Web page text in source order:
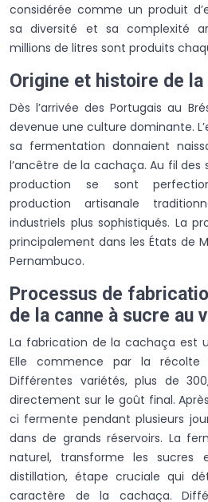
considérée comme un produit
sa diversité et sa complexité
millions de litres sont produits
Origine et histoire de la
Dès l’arrivée des Portugais au
devenue une culture dominante.
sa fermentation donnaient
l’ancêtre de la cachaça. Au fil des
production se sont
production artisanale
industriels plus sophistiqués. La
principalement dans les États de
Pernambuco.
Processus de
de la canne à sucre au
La fabrication de la cachaça est
Elle commence par la
Différentes variétés, plus de
directement sur le goût final.
ci fermente pendant plusieurs
dans de grands réservoirs. La
naturel, transforme les sucres
distillation, étape cruciale qui
caractère de la cachaça.